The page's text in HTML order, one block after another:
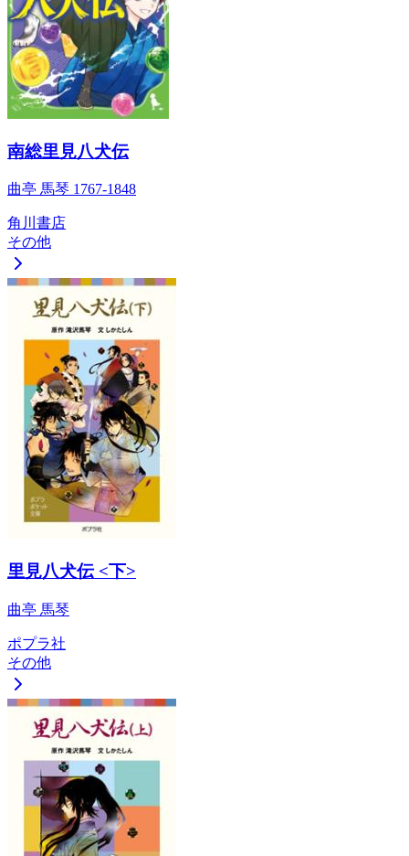
南総里見八犬伝
曲亭 馬琴 1767-1848
角川書店
その他
里見八犬伝 <下>
曲亭 馬琴
ポプラ社
その他